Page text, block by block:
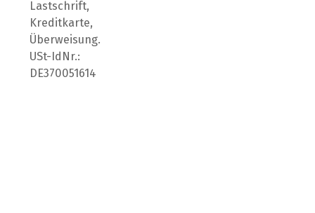
Lastschrift,
Kreditkarte,
Überweisung.
USt-IdNr.:
DE370051614